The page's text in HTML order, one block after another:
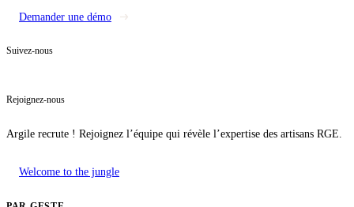
Demander une démo
Suivez-nous
Rejoignez-nous
Argile recrute ! Rejoignez l’équipe qui révèle l’expertise des artisans RGE.
Welcome to the jungle